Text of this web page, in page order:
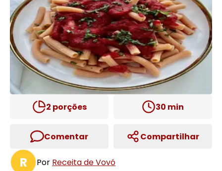
2 porções 30 min
Comentar Compartilhar
R Por Receita de Vovó